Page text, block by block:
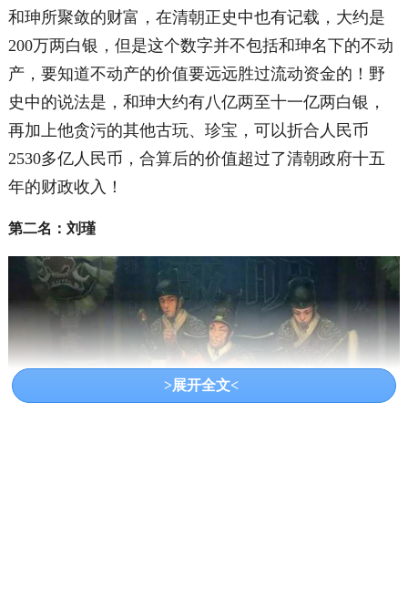
和珅所聚敛的财富，在清朝正史中也有记载，大约是
200万两白银，但是这个数字并不包括和珅名下的不动
产，要知道不动产的价值要远远胜过流动资金的！野
史中的说法是，和珅大约有八亿两至十一亿两白银，
再加上他贪污的其他古玩、珍宝，可以折合人民币
2530多亿人民币，合算后的价值超过了清朝政府十五
年的财政收入！
第二名：刘瑾
>展开全文<